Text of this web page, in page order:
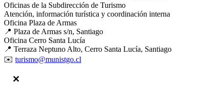
Oficinas de la Subdirección de Turismo
Atención, información turística y coordinación interna
Oficina Plaza de Armas
📍 Plaza de Armas s/n, Santiago
Oficina Cerro Santa Lucía
📍 Terraza Neptuno Alto, Cerro Santa Lucía, Santiago
✉️ turismo@munistgo.cl